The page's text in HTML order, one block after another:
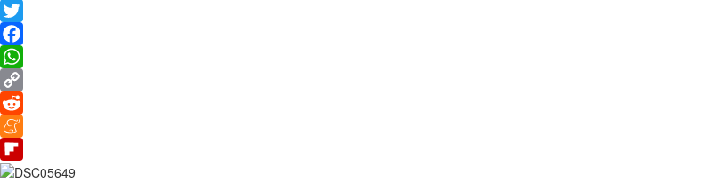
Twitter
Facebook
WhatsApp
Copy
Link
Reddit
Meneame
Flipboard